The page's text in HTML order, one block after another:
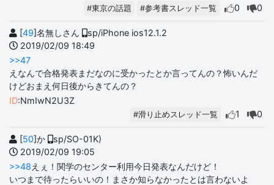
#東京の話題 #参考書スレッド一覧 0 0
[49]名無しさん
sp/iPhone ios12.1.2
2019/02/09 18:49
>>47
えなんで合格発表まだなのに受かったとか言ってんの？怖いんだ
けどおまえ何日後からきてんの？
ID:NmIwN2U3Z
#滑り止めスレッド一覧 1 0
[50]か
sp/SO-01K)
2019/02/09 19:05
>>48えぇ！関学のセンター利用今日発表なんだけど！
いつまで待ったらいいの！まさか知らなかったとは言わないよ